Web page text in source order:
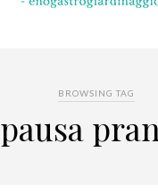
BROWSING TAG
pausa